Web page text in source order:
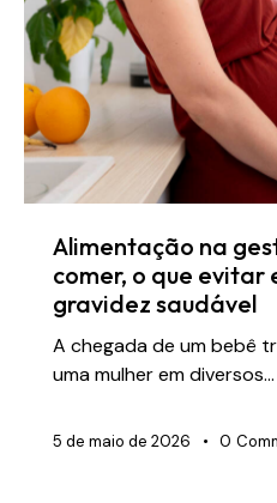
Alimentação na
comer, o que evitar
gravidez saudável
A chegada de um bebê
uma mulher em diversos…
5 de maio de 2026 0